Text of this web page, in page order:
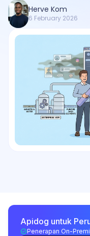
Herve Kom
6 February 2026
Apidog untuk
Penerapan On-